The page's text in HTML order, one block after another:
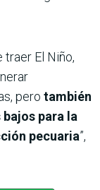
El Niño,
pero también
para la
pecuaria”,